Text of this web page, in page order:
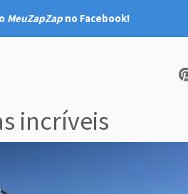
MeuZapZap no Facebook!
incríveis